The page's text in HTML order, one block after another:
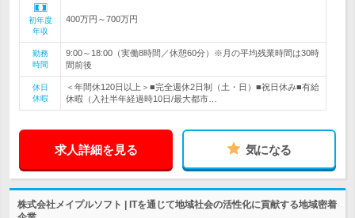
初年度
年収
400万円～700万円
勤務
時間
9:00～18:00（実働8時間／休憩60分）※月の平均残業時間は30時
間前後
休日
休暇
＜年間休120日以上＞■完全週休2日制（土・日）■祝日休み■有給
休暇（入社半年経過時10日/最大都市…
求人詳細を見る 気になる
株式会社メイプルソフト | ITを通じて地域社会の活性化に貢献する地域密着